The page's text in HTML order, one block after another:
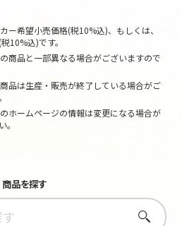
希望小売価格(税10%込)、もしくは、
10%込)です。
商品と一部異なる場合がございますので
品は生産・販売が終了している場合がご
ホームページの情報は変更になる場合が
商品を探す
さがす